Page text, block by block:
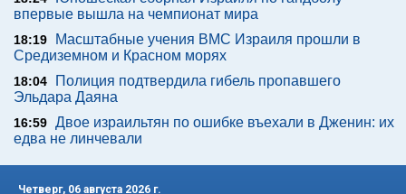
впервые вышла на чемпионат мира
18:19
Масштабные учения ВМС Израиля прошли в
Средиземном и Красном морях
18:04
Полиция подтвердила гибель пропавшего
Эльдара Даяна
16:59 Двое израильтян по ошибке въехали в Дженин: их
едва не линчевали
Четверг, 06 августа 2026 г.